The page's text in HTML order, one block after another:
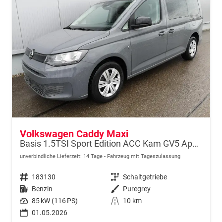
Volkswagen Caddy Maxi
Basis 1.5TSI Sport Edition ACC Kam GV5 App AHK Reling
unverbindliche Lieferzeit: 14 Tage Fahrzeug mit Tageszulassung
Fahrzeugnr. 183130 Getriebe Schaltgetriebe
Kraftstoff Benzin Außenfarbe Puregrey
Leistung 85 kW (116 PS) Kilometerstand
10 km
01.05.2026